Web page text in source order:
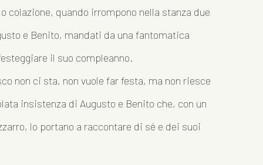
colazione, quando irrompono nella stanza due
e Benito, mandati da una fantomatica
il suo compleanno.
non ci sta, non vuole far festa, ma non riesce
insistenza di Augusto e Benito che, con un
lo portano a raccontare di sé e dei suoi